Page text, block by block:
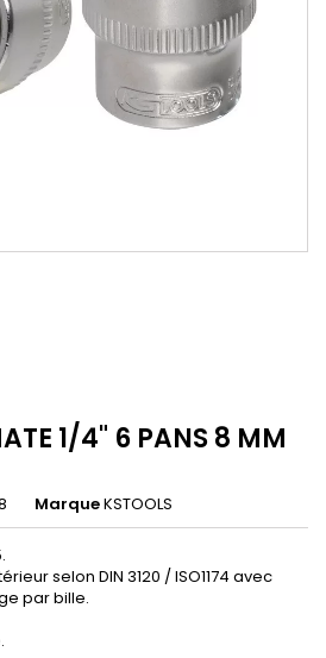
1/4" 6 PANS 8 MM
MarqueKSTOOLS
selon DIN 3120 / ISO1174 avec
par bille.